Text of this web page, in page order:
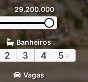
29.200.000
Banheiros
2 3 4 5+
Vagas